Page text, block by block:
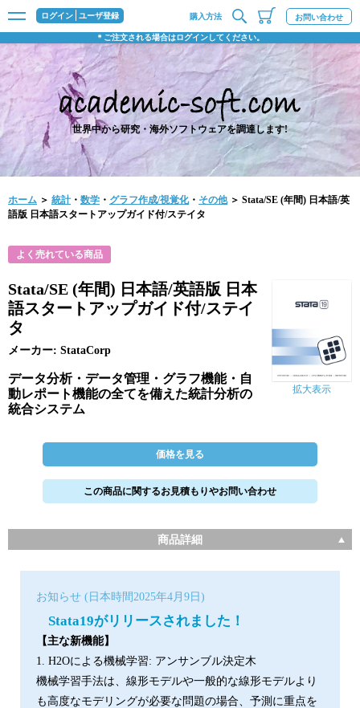
ログイン ユーザ登録
＊ご注文される場合はログインしてください。
購入方法 お問い合わせ
世界中から研究・海外ソフトウェアを調達します!
ホーム ＞ 統計・ 数学 ・ グラフ作成/視覚化・ その他＞ Stata/SE (年間) 日本語/英
語版 日本語スタートアップガイド付/ステイタ
よく売れている商品
拡大表示
Stata/SE (年間) 日本語/英語版 日本
語スタートアップガイド付/ステイ
タ
メーカー: StataCorp
データ分析・データ管理・グラフ機能・自
動レポート機能の全てを備えた統計分析の
統合システム
価格を見る
この商品に関するお見積もりやお問い合わせ
商品詳細
お知らせ (日本時間2025年4月9日)
Stata19がリリースされました！
【主な新機能】
1. H2Oによる機械学習: アンサンブル決定木
機械学習手法は、線形モデルや一般的な線形モデルより
も高度なモデリングが必要な問題の場合、予測に重点を